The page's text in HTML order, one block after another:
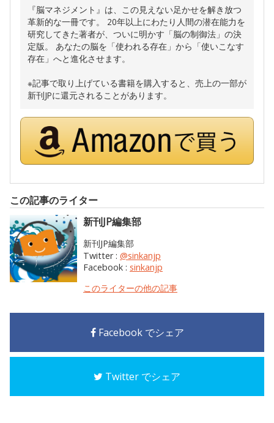
『脳マネジメント』は、この見えない足かせを解き放つ
革新的な一冊です。 20年以上にわたり人間の潜在能力を
研究してきた著者が、ついに明かす「脳の制御法」の決
定版。 あなたの脳を「使われる存在」から「使いこなす
存在」へと進化させます。
※記事で取り上げている書籍を購入すると、売上の一部が
新刊JPに還元されることがあります。
この記事のライター
新刊JP編集部
新刊JP編集部
Twitter : @sinkanjp
Facebook : sinkanjp
このライターの他の記事
Facebook でシェア
Twitter でシェア